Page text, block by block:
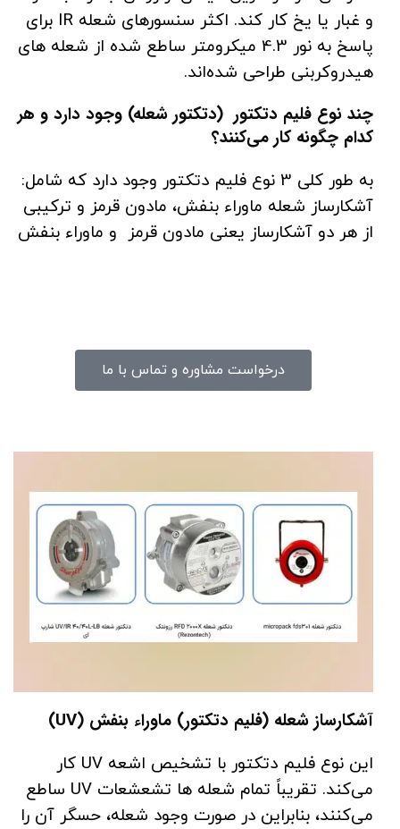
و غبار یا یخ کار کند. اکثر سنسورهای شعله IR برای
پاسخ به نور 4.3 میکرومتر ساطع شده از شعله های
هیدروکربنی طراحی شده‌اند.
چند نوع فلیم دتکتور (دتکتور شعله) وجود دارد و هر
کدام چگونه کار می‌کنند؟
به طور کلی 3 نوع فلیم دتکتور وجود دارد که شامل:
آشکارساز شعله ماوراء بنفش، مادون قرمز و ترکیبی
از هر دو آشکارساز یعنی مادون قرمز و ماوراء بنفش
درخواست مشاوره و تماس با ما
آشکارساز شعله (فلیم دتکتور) ماوراء بنفش (UV)
این نوع فلیم دتکتور با تشخیص اشعه UV کار
می‌کند. تقریباً تمام شعله ها تشعشعات UV ساطع
می‌کنند، بنابراین در صورت وجود شعله، حسگر آن را